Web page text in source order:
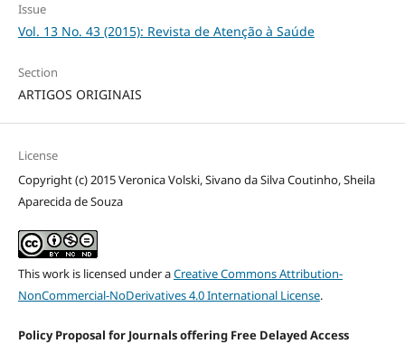
Issue
Vol. 13 No. 43 (2015): Revista de Atenção à Saúde
Section
ARTIGOS ORIGINAIS
License
Copyright (c) 2015 Veronica Volski, Sivano da Silva Coutinho, Sheila
Aparecida de Souza
This work is licensed under aCreative Commons Attribution-
NonCommercial-NoDerivatives 4.0 International License.
Policy Proposal for Journals offering Free Delayed Access